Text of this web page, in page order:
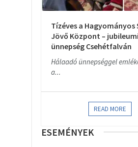
Tízéves a Hagyományos
Jövő Központ – jubileumi
ünnepség Csehétfalván
Hálaadó ünnepséggel
a...
READ MORE
ESEMÉNYEK